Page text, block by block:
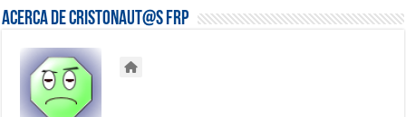
Acerca de Cristonaut@s FRP